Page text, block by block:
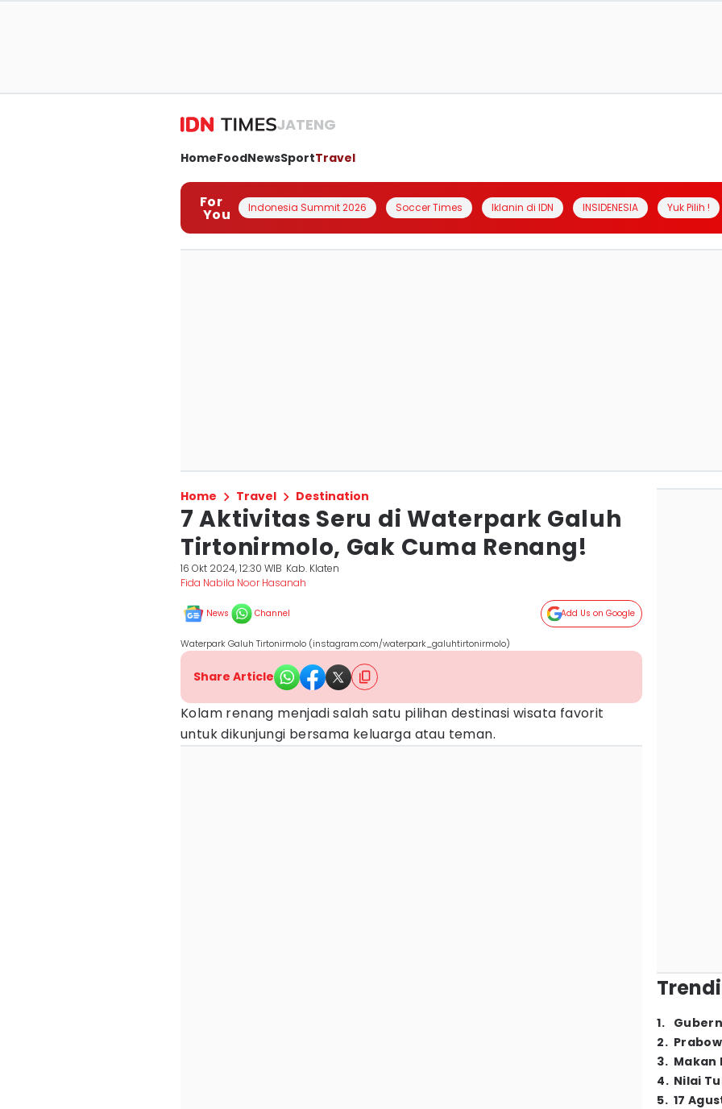
JATENG
HomeFoodNewsSportTravel
For
You Indonesia Summit 2026 Soccer Times Iklanin di IDN INSIDENESIA Yuk Pilih !
Home Travel Destination
7 Aktivitas Seru di Waterpark Galuh
Tirtonirmolo, Gak Cuma Renang!
16 Okt 2024, 12:30 WIB Kab. Klaten
Fida Nabila Noor Hasanah
News Channel Add Us on Google
Waterpark Galuh Tirtonirmolo (instagram.com/waterpark_galuhtirtonirmolo)
Share Article
Kolam renang menjadi salah satu pilihan destinasi wisata favorit
untuk dikunjungi bersama keluarga atau teman.
1.
2.
3. Makan
4. Nilai
5. 17